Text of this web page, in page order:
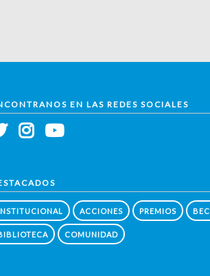
EN LAS REDES SOCIALES
ACCIONES PREMIOS
COMUNIDAD